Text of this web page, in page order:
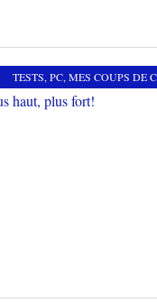
TESTS, PC, MES COUPS DE